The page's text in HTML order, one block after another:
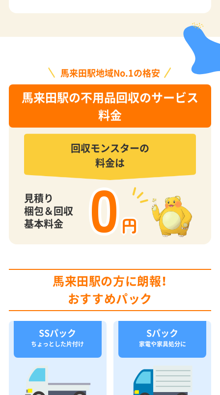
馬来田駅地域No.1の格安
馬来田駅の不用品回収のサービス
料金
回収モンスターの
料金は
見積り
梱包＆回収
基本料金
0円
馬来田駅の方に朗報！
おすすめパック
SSパック
ちょっとした片付け
Sパック
家電や家具処分に